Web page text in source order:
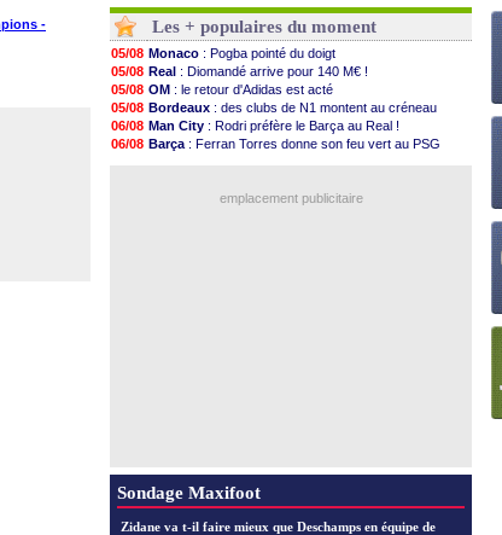
-
06/08 Rennes: Haise confirme pour Aït Boudlal
06/08
Man City: Trafford à Leeds pour 47 M€ (off...
06/08 Man Utd: Zirkzee vers la Juventus ?
06/08 Amical: Monaco s'impose contre Getafe
06/08 Nantes: Der Zakarian et sa relation avec Kita
06/08 OM : le club prêt à libérer Kondogbia ?
06/08 Monaco: le message touchant d'Akliouche
06/08 FIFA: Tebas en remet une couche
06/08 FIFA: l'UEFA maintient la pression
: Mangala va rejoindre Getafe
Les + populaires du moment
05/08 Monaco : Pogba pointé du doigt
05/08 Real : Diomandé arrive pour 140 M€ !
05/08 OM : le retour d'Adidas est acté
05/08 Bordeaux : des clubs de N1 montent au créneau
06/08 Man City : Rodri préfère le Barça au Real !
06/08 Barça : Ferran Torres donne son feu vert au PSG
emplacement publicitaire
Sondage Maxifoot
Zidane va t-il faire mieux que Deschamps en équipe de